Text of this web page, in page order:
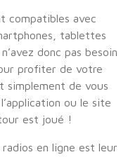
compatibles avec
tablettes
donc pas besoin
profiter de votre
simplement de vous
ou le site
est joué !
en ligne est leur